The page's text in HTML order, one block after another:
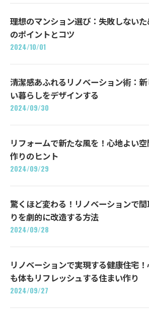
理想のマンション選び：失敗しないた
のポイントとコツ
2024/10/01
清潔感あふれるリノベーション術：新
い暮らしをデザインする
2024/09/30
リフォームで新たな風を！心地よい空
作りのヒント
2024/09/29
驚くほど変わる！リノベーションで
りを劇的に改造する方法
2024/09/28
リノベーションで実現する健康住宅
も体もリフレッシュする住まい作り
2024/09/27